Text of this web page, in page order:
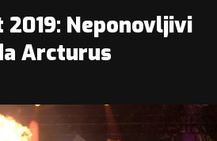
2019: Neponovljivi
Arcturus